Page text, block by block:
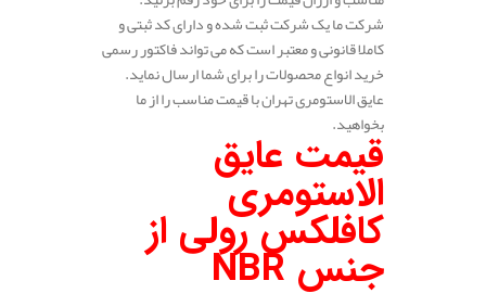
شرکت ما یک شرکت ثبت شده و دارای کد ثبتی و
کاملا قانونی و معتبر است که می تواند فاکتور رسمی
خرید انواع محصولات را برای شما ارسال نماید.
عایق الاستومری تهران با قیمت مناسب را از ما
بخواهید.
قیمت عایق
الاستومری
کافلکس رولی از
جنس NBR